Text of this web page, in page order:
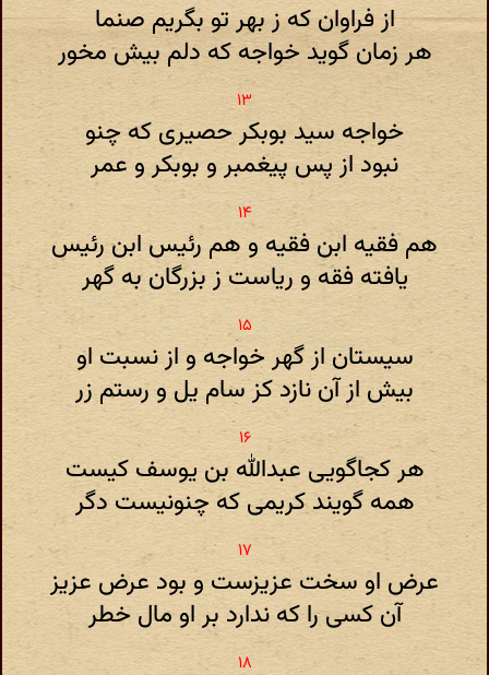
از فراوان که ز بهر تو بگریم صنما
هر زمان گوید خواجه که دلم بیش مخور
خواجه سید بوبکر حصیری که چنو
نبود از پس پیغمبر و بوبکر و عمر
هم فقیه ابن فقیه و هم رئیس ابن رئیس
یافته فقه و ریاست ز بزرگان به گهر
سیستان از گهر خواجه و از نسبت او
بیش از آن نازد کز سام یل و رستم زر
هر کجاگویی عبدالله بن یوسف کیست
همه گویند کریمی که چنونیست دگر
عرض او سخت عزیزست و بود عرض عزیز
آن کسی را که ندارد بر او مال خطر